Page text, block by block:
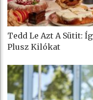
Tedd Le Azt A Sütit:
Plusz Kilókat